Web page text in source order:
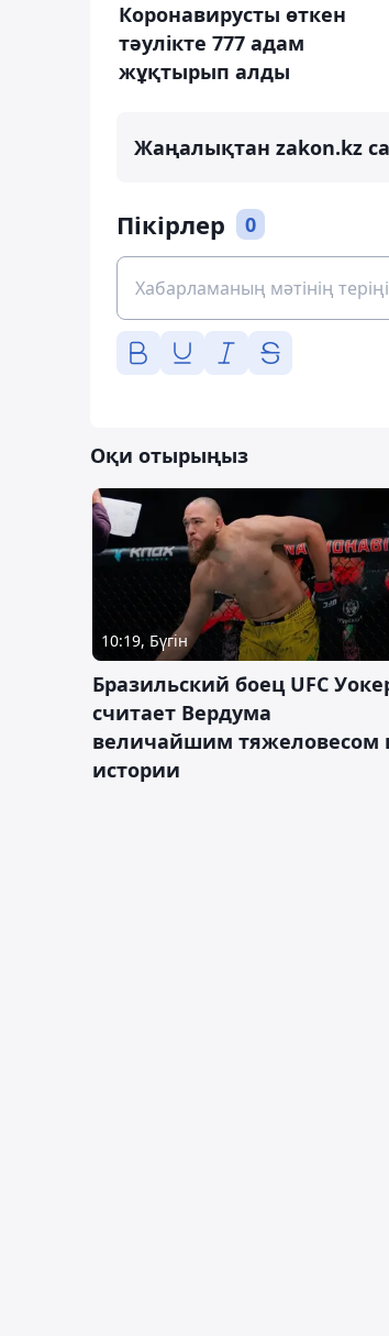
Коронавирусты өткен
тәулікте 777 адам
жұқтырып алды
Жаңалықтан zakon.kz
Пікірлер 0
Оқи отырыңыз
10:19, Бүгін
Бразильский боец UFC
считает Вердума
величайшим тяжеловесом
истории